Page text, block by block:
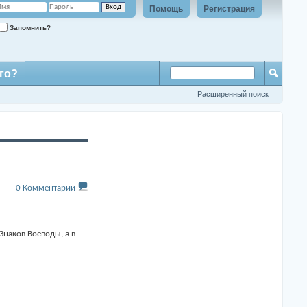
Регистрация
Помощь
Запомнить?
Расширенный поиск
0 Комментарии
Воеводы, а в